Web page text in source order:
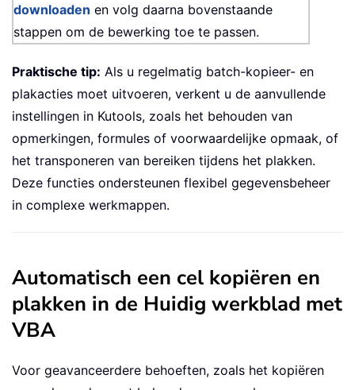
downloaden en volg daarna bovenstaande
stappen om de bewerking toe te passen.
Praktische tip: Als u regelmatig batch-kopieer- en
plakacties moet uitvoeren, verkent u de aanvullende
instellingen in Kutools, zoals het behouden van
opmerkingen, formules of voorwaardelijke opmaak, of
het transponeren van bereiken tijdens het plakken.
Deze functies ondersteunen flexibel gegevensbeheer
in complexe werkmappen.
Automatisch een cel kopiëren en
plakken in de Huidig werkblad met
VBA
Voor geavanceerdere behoeften, zoals het kopiëren